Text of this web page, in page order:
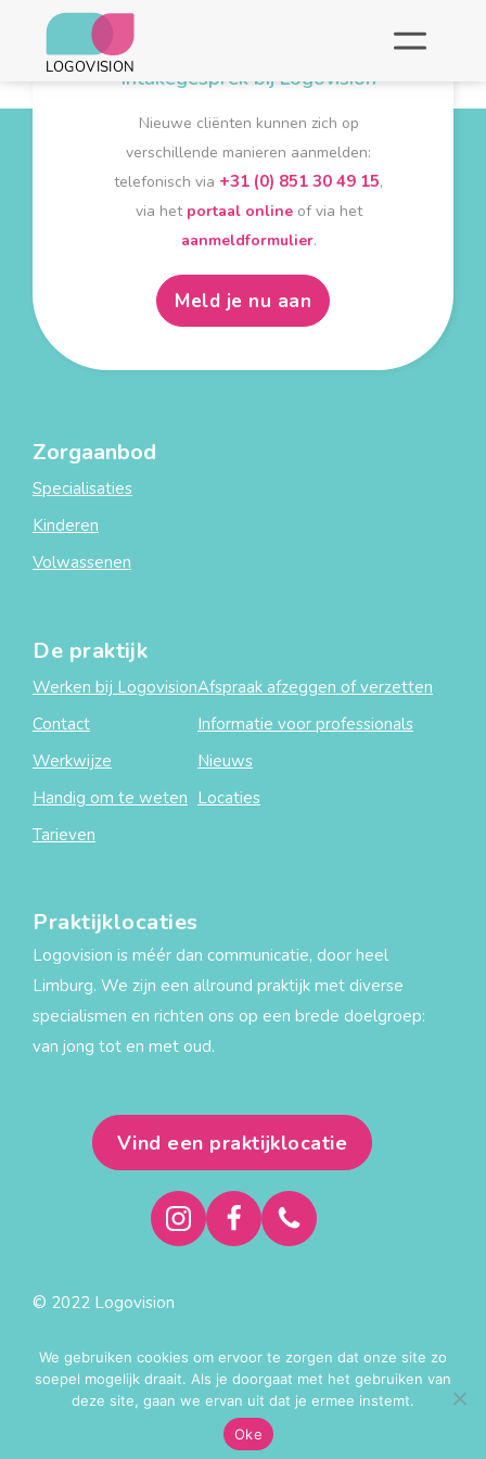
intakegesprek bij Logovision
Nieuwe cliënten kunnen zich op
verschillende manieren aanmelden:
telefonisch via +31 (0) 851 30 49 15,
via het portaal onlineof via het
aanmeldformulier.
Meld je nu aan
Zorgaanbod
Specialisaties
Kinderen
Volwassenen
De praktijk
Werken bij Logovision
Contact
Werkwijze
Handig om te weten
Tarieven
Afspraak afzeggen of verzetten
Informatie voor professionals
Nieuws
Locaties
Praktijklocaties
Logovision is méér dan communicatie, door heel
Limburg. We zijn een allround praktijk met diverse
specialismen en richten ons op een brede doelgroep:
van jong tot en met oud.
Vind een praktijklocatie
© 2022 Logovision
Algemene voorwaarden
Rock the Web
We gebruiken cookies om ervoor te zorgen dat onze site zo
soepel mogelijk draait. Als je doorgaat met het gebruiken van
deze site, gaan we ervan uit dat je ermee instemt.
Oke